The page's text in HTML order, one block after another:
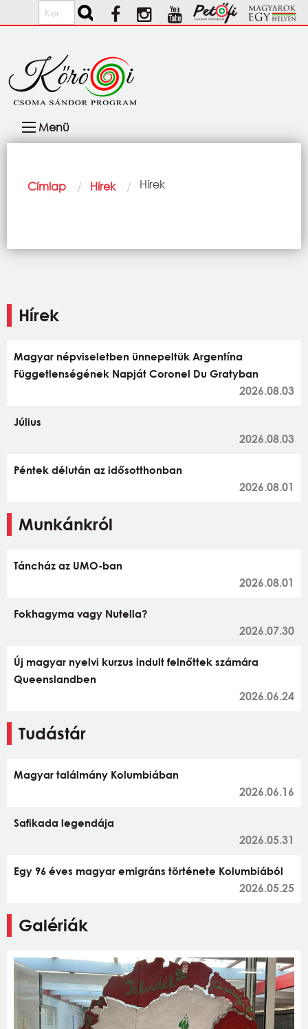
Ugrás a tartalomra
Keresés
navigáció
Menü
Morzsa
Címlap Hírek Current:
Hírek
Hírek
Magyar népviseletben ünnepeltük Argentína
Függetlenségének Napját Coronel Du Gratyban
2026.08.03
Július
2026.08.03
Péntek délután az idősotthonban
2026.08.01
Munkánkról
Táncház az UMO-ban
2026.08.01
Fokhagyma vagy Nutella?
2026.07.30
Új magyar nyelvi kurzus indult felnőttek számára
Queenslandben
2026.06.24
Tudástár
Magyar találmány Kolumbiában
2026.06.16
Safikada legendája
2026.05.31
Egy 96 éves magyar emigráns története Kolumbiából
2026.05.25
Galériák